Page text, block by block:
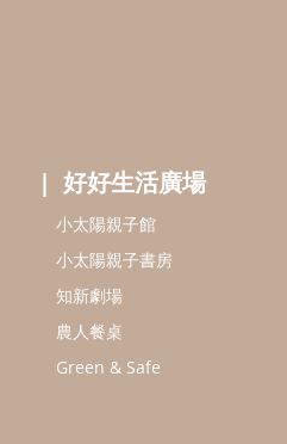
好好生活廣場
小太陽親子館
小太陽親子書房
知新劇場
農人餐桌
Green & Safe